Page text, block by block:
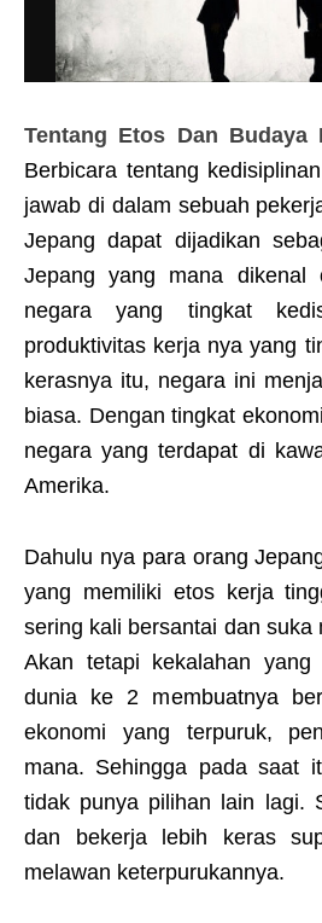
Tentang Etos Dan Budaya
Berbicara tentang
jawab di dalam sebuah
Jepang dapat dijadikan
Jepang yang mana dikenal
negara yang tingkat
produktivitas kerja nya yang
kerasnya itu, negara ini
biasa. Dengan tingkat
negara yang terdapat di
Amerika.
Dahulu nya para orang
yang memiliki etos kerja
sering kali bersantai dan suka
Akan tetapi kekalahan
dunia ke 2 membuatnya
ekonomi yang terpuruk,
mana. Sehingga pada saat
tidak punya pilihan lain lagi.
dan bekerja lebih keras
melawan keterpurukannya.